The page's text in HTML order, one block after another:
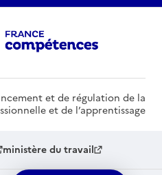
et de régulation de la
et de l’apprentissage
ministère du travail